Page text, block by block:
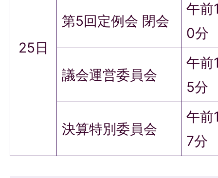
25日
第5回定例会 閉会
午前
0分
議会運営委員会
午前
5分
決算特別委員会
午前
7分